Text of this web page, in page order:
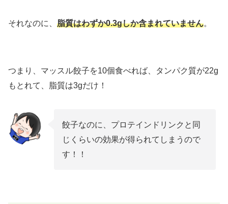
それなのに、 脂質はわずか0.3gしか含まれていません。
つまり、マッスル餃子を10個食べれば、タンパク質が22g
もとれて、脂質は3gだけ！
餃子なのに、プロテインドリンクと同
じくらいの効果が得られてしまうので
す！！